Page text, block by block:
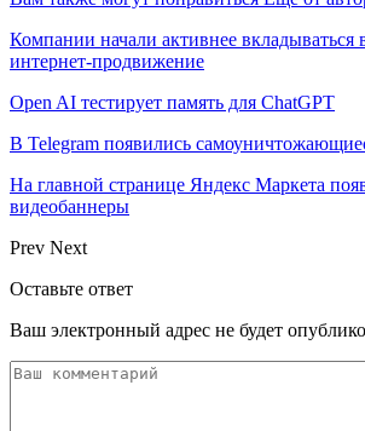
Компании начали активнее вкладываться
интернет-продвижение
Open AI тестирует память для ChatGPT
В Telegram появились
На главной странице Яндекс Маркета
видеобаннеры
Prev Next
Оставьте ответ
Ваш электронный адрес не будет